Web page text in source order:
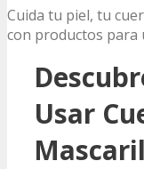
Cuida tu piel, tu
con productos para
Usar